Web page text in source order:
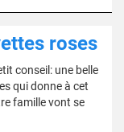
roses
conseil: une belle
qui donne à cet
famille vont se